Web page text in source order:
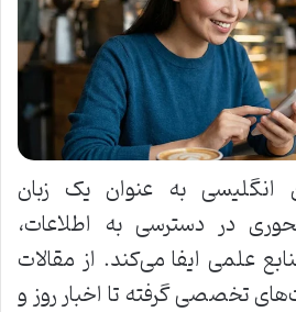
انگلیسی به عنوان یک زبان
در دسترسی به اطلاعات،
علمی ایفا می‌کند. از مقالات
تخصصی گرفته تا اخبار روز و